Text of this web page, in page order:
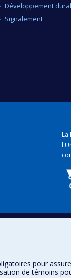
Développement
Signalement
La
pour
de témoins